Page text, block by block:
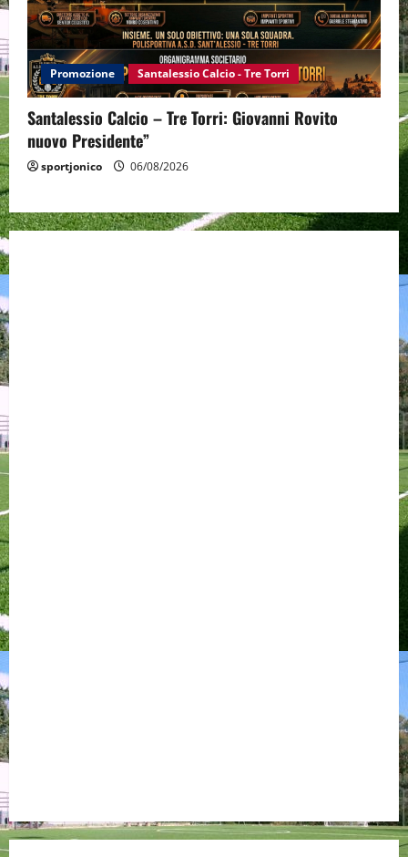
Promozione Santalessio Calcio - Tre Torri
Santalessio Calcio – Tre Torri: Giovanni Rovito
nuovo Presidente”
sportjonico 06/08/2026